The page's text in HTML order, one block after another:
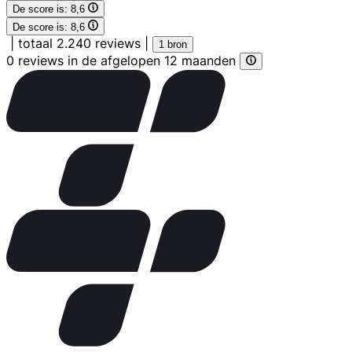
De score is: 8,6
De score is: 8,6
totaal 2.240 reviews 1 bron
0 reviews in de afgelopen 12 maanden